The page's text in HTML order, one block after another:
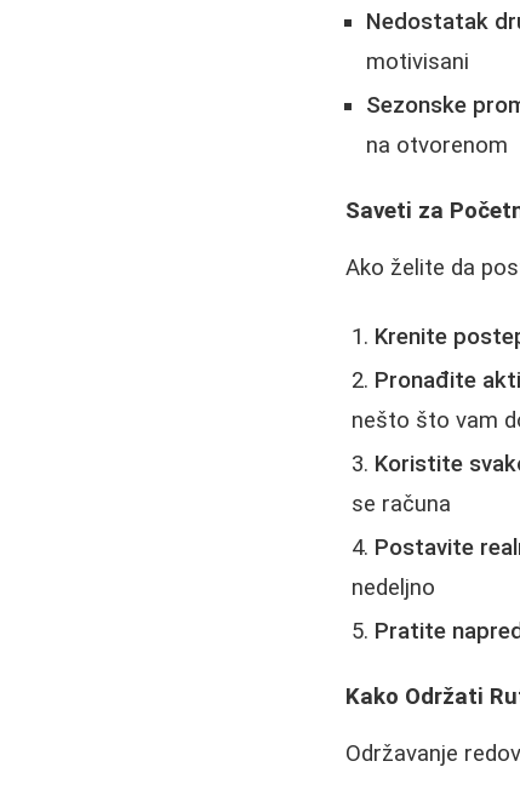
Nedostatak
motivisani
Sezonske
na otvorenom
Saveti za
Ako želite da
Krenite
Pronađite
nešto što vam
Koristite
se računa
Postavite
nedeljno
Pratite
Kako Održati
Održavanje